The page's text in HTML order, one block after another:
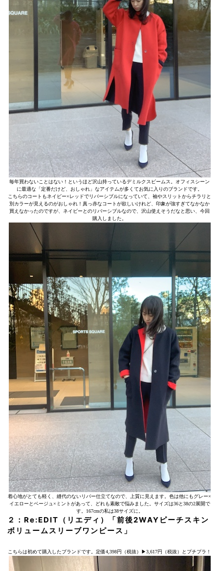
毎年買わないことはない！というほど沢山持っているデミルクスビームス。オフィスシーン
に最適な「定番だけど、おしゃれ」なアイテムが多くてお気に入りのブランドです。
こちらのコートもネイビー×レッドでリバーシブルになっていて、袖やスリットからチラリと
別カラーが見えるのがおしゃれ！真っ赤なコートが欲しいけれど、印象が強すぎてなかなか
買えなかったのですが、ネイビーとのリバーシブルなので、沢山使えそうだなと思い、今回
購入しました。
着心地がとても軽く、縫代のないリバー仕立てなので、上質に見えます。色は他にもグレー×
イエローとベージュ×ミントがあって、どれも素敵で悩みました。サイズは36と38の2展開で
す。167cmの私は38サイズに。
２：Re:EDIT（リエディ）「前後2WAYピーチスキン
ボリュームスリーブワンピース」
こちらは初めて購入したブランドです。定価4,398円（税抜）▶︎3,617円（税抜）とプチプラ！